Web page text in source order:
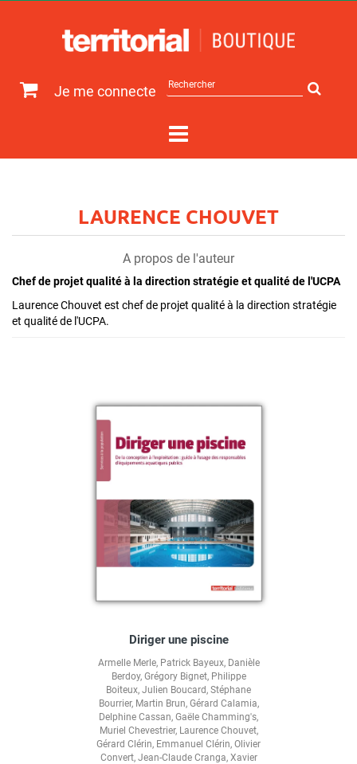
Je me connecte
sur
LAURENCE CHOUVET
A propos de l'auteur
Chef de projet qualité à la direction stratégie et qualité de l'UCPA
Laurence Chouvet est chef de projet qualité à la direction stratégie
et qualité de l'UCPA.
Diriger une piscine
Armelle Merle, Patrick Bayeux, Danièle
Berdoy, Grégory Bignet, Philippe
Boiteux, Julien Boucard, Stéphane
Bourrier, Martin Brun, Gérard Calamia,
Delphine Cassan, Gaële Chamming's,
Muriel Chevestrier, Laurence Chouvet,
Gérard Clérin, Emmanuel Clérin, Olivier
Convert, Jean-Claude Cranga, Xavier